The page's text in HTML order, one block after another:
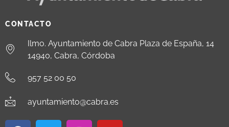
CONTACTO
Ilmo. Ayuntamiento de Cabra Plaza de España, 14
14940, Cabra, Córdoba
957 52 00 50
ayuntamiento@cabra.es